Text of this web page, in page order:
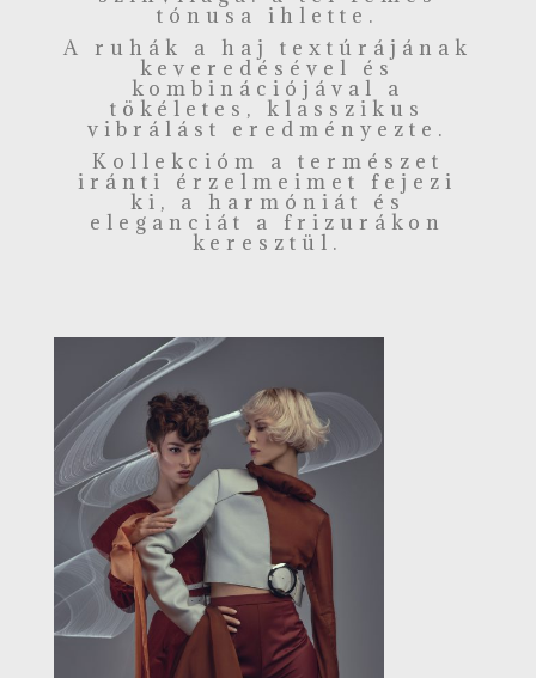
tónusa ihlette.
A ruhák a haj textúrájának
keveredésével és
kombinációjával a
tökéletes, klasszikus
vibrálást eredményezte.
Kollekcióm a természet
iránti érzelmeimet fejezi
ki, a harmóniát és
eleganciát a frizurákon
keresztül.